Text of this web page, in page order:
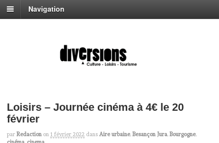
Navigation
Loisirs – Journée cinéma à 4€ le 20
février
par Redaction on 1 février 2022 dans Aire urbaine, Besançon Jura, Bourgogne,